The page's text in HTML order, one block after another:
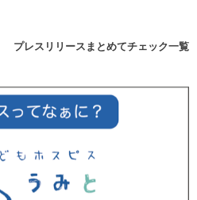
プレスリリースまとめてチェック一覧